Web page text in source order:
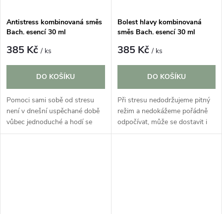
Antistress kombinovaná směs
Bach. esencí 30 ml
385 Kč/ ks
DO KOŠÍKU
Pomoci sami sobě od stresu
není v dnešní uspěchané době
vůbec jednoduché a hodí se
proto své tělo podpořit.
Bolest hlavy kombinovaná
směs Bach. esencí 30 ml
385 Kč/ ks
DO KOŠÍKU
Při stresu nedodržujeme pitný
režim a nedokážeme pořádně
odpočívat, může se dostavit i
velká bolest hlavy. Speciální